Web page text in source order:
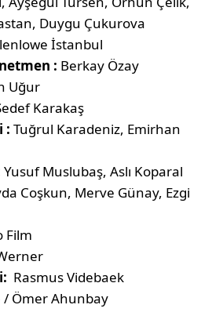
Duygu Çukurova
İstanbul
: Berkay Özay
Uğur
Karakaş
: Tuğrul Karadeniz, Emirhan
Yusuf Muslubaş, Aslı Koparal
Coşkun, Merve Günay, Ezgi
Film
Rasmus Videbaek
/ Ömer Ahunbay